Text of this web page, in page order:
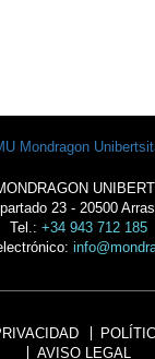
23 - 20500
Tel.: +34 943 712 185
AVISO LEGAL